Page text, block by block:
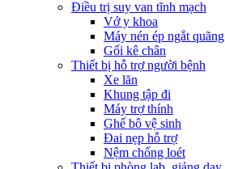
Điều trị suy van tĩnh mạch
Vớ y khoa
Máy nén ép ngắt quãng
Gối kê chân
Thiết bị hỗ trợ người bệnh
Xe lăn
Khung tập đi
Máy trợ thính
Ghế bô vệ sinh
Đai nẹp hỗ trợ
Nệm chống loét